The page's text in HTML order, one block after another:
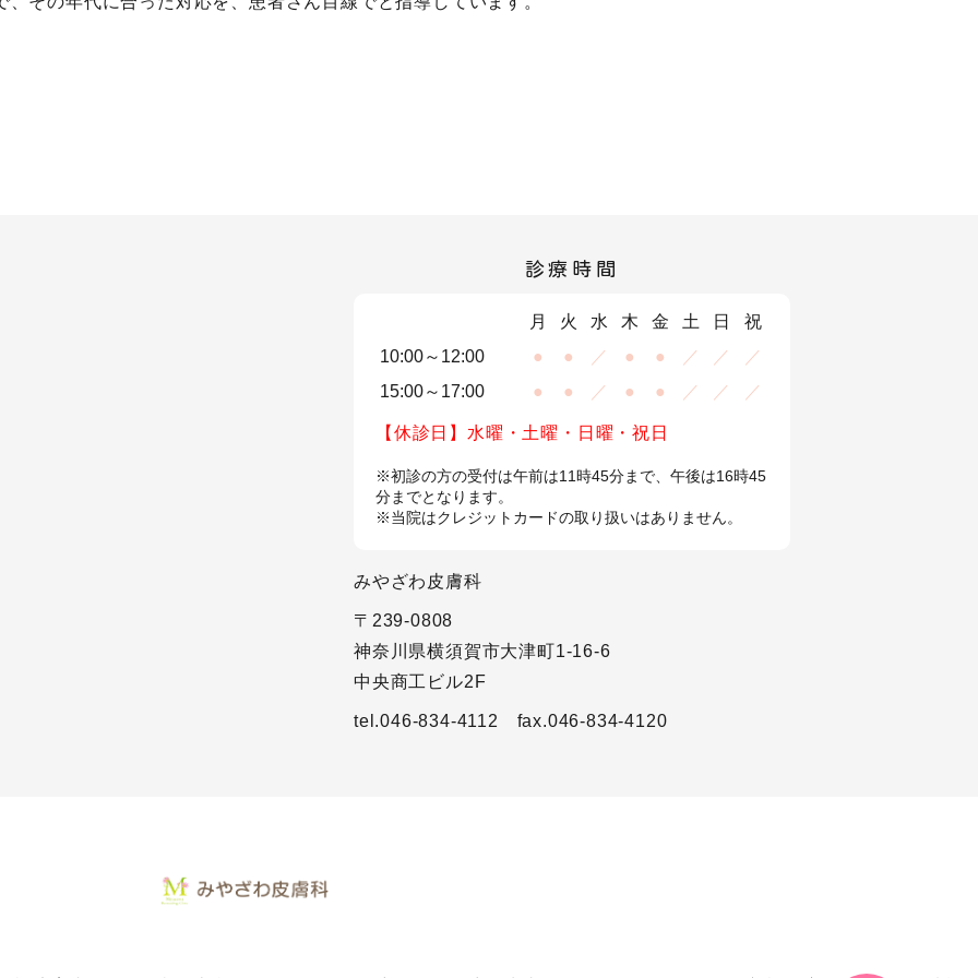
診療時間
月 火 水 木 金 土 日
祝
10:00～12:00
● ● ／ ● ● ／ ／
／
15:00～17:00
● ● ／ ● ● ／ ／ ／
【休診日】水曜・土曜・日曜・祝日
※初診の方の受付は午前は11時45分まで、午後は16時45
分までとなります。
※当院はクレジットカードの取り扱いはありません。
みやざわ皮膚科
〒239-0808
神奈川県横須賀市大津町1-16-6
中央商工ビル2F
tel.046-834-4112 fax.046-834-4120